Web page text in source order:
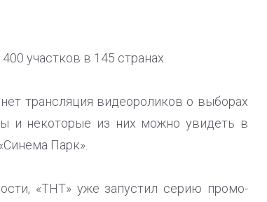
участков в 145 странах.
трансляция видеороликов о выборах
и некоторые из них можно увидеть в
Парк».
«ТНТ» уже запустил серию промо-